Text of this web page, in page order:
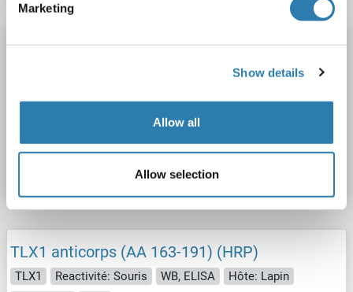
Marketing
Show details
Allow all
Allow selection
TLX1 anticorps (AA 163-191) (FITC)
Hôte: Lapin
Fiche technique
TLX1 anticorps (AA 163-191) (HRP)
TLX1 Reactivité: Souris WB, ELISA
Hôte: Lapin